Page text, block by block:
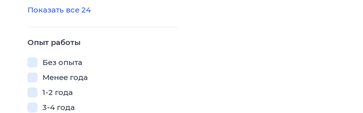
Показать все 24
Опыт работы
Без опыта
Менее года
1-2 года
3-4 года